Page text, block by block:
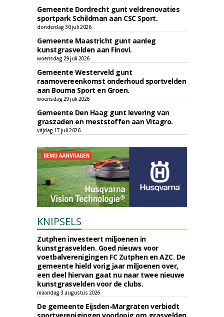
Gemeente Dordrecht gunt veldrenovaties
sportpark Schildman aan CSC Sport.
donderdag 30 juli 2026
Gemeente Maastricht gunt aanleg
kunstgrasvelden aan Finovi.
woensdag 29 juli 2026
Gemeente Westerveld gunt
raamovereenkomst onderhoud sportvelden
aan Bouma Sport en Groen.
woensdag 29 juli 2026
Gemeente Den Haag gunt levering van
graszaden en meststoffen aan Vitagro.
vrijdag 17 juli 2026
KNIPSELS
Zutphen investeert miljoenen in
kunstgrasvelden. Goed nieuws voor
voetbalverenigingen FC Zutphen en AZC. De
gemeente hield vorig jaar miljoenen over,
een deel hiervan gaat nu naar twee nieuwe
kunstgrasvelden voor de clubs.
maandag 3 augustus 2026
De gemeente Eijsden-Margraten verbiedt